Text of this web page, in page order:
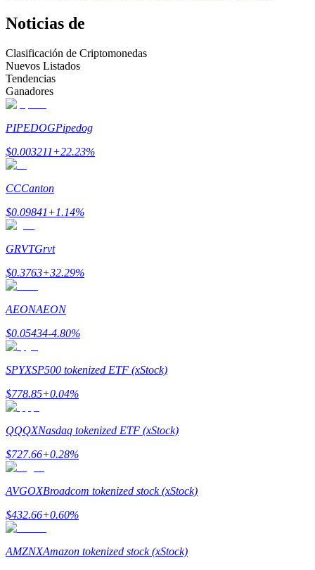
Información
Análisis de big data que incluye información comercial, etc.
Aprenda cómo mantenerse rentable
Noticias de
Clasificación de Criptomonedas
Nuevos Listados
Tendencias
Ganadores
PIPEDOGPipedog
$0.003211+22.23%
CCCanton
$0.09841+1.14%
GRVTGrvt
$0.3763+32.29%
AEONAEON
$0.05434-4.80%
SPYXSP500 tokenized ETF (xStock)
$778.85+0.04%
QQQXNasdaq tokenized ETF (xStock)
$727.66+0.28%
AVGOXBroadcom tokenized stock (xStock)
$432.66+0.60%
AMZNXAmazon tokenized stock (xStock)